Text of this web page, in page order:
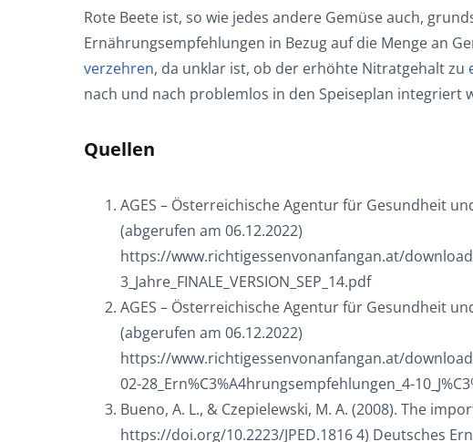
Rote Beete ist, so wie jedes andere Gemüse auch,
Ernährungsempfehlungen in Bezug auf die Menge an
verzehren, da unklar ist, ob der erhöhte Nitratgehalt zu
nach und nach problemlos in den Speiseplan integriert
Quellen
AGES – Österreichische Agentur für Gesundheit
(abgerufen am 06.12.2022)
https://www.richtigessenvonanfangan.at/
3_Jahre_FINALE_VERSION_SEP_14.pdf
AGES – Österreichische Agentur für Gesundheit
(abgerufen am 06.12.2022)
https://www.richtigessenvonanfangan.at/
02-28_Ern%C3%A4hrungsempfehlungen_4-
Bueno, A. L., & Czepielewski, M. A. (2008). The
https://doi.org/10.2223/JPED.1816 4) Deutsches